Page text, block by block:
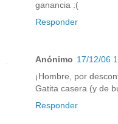
ganancia :(
Responder
Anónimo 17/12/06
¡Hombre, por
Gatita casera (y de
Responder